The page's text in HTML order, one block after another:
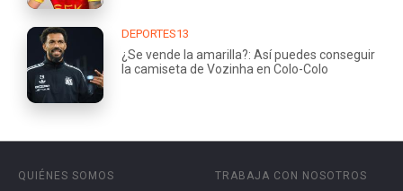
DEPORTES13
¿Se vende la amarilla?: Así puedes conseguir
la camiseta de Vozinha en Colo-Colo
QUIÉNES SOMOS
TRABAJA CON NOSOTROS